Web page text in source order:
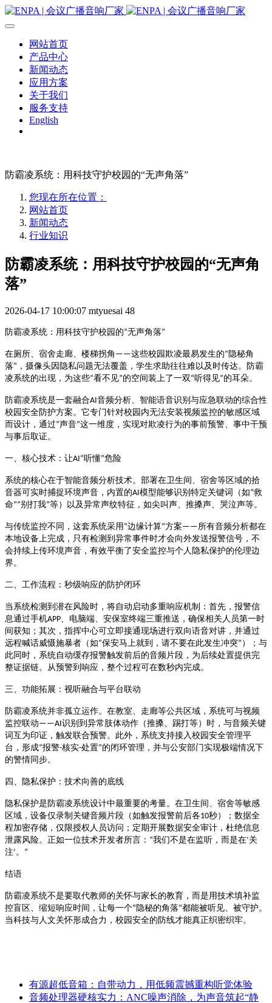
网站首页
产品中心
新闻动态
应用方案
关于我们
服务支持
English
防霸凌系统：用科技守护校园的“无声角落”
您现在所在位置：
网站首页
新闻动态
行业知识
防霸凌系统：用科技守护校园的“无声角
落”
2026-04-17 10:00:07 mtyuesai 48
防霸凌系统：用科技守护校园的“无声角落”
在厕所、宿舍走廊、楼梯拐角 ——这些校园欺凌最易发生的“ 隐秘角
落” ，摄像头因隐私问题无法覆盖，学生求助往往难以及时传达。防霸
凌系统的出现，为这些“看不见”的空间装上了一双 “听得见”的耳朵。
防霸凌系统是一套融合AI音频分析、智能语音识别与应急联动的综合性
校园安全防护方案。它专门针对校园内无法安装视频监控的敏感区域
而设计，通过“声音”这一维度，实现对欺凌行为的事前预警、事中干预
与事后取证。
一、核心技术：让AI“听懂”危险
系统的核心在于智能音频分析技术。部署在卫生间、宿舍等区域的拾
音器可实时捕捉环境声音，内置的AI模型能够识别特定关键词（如“救
命”“别打我”等）以及异常声纹特征，如尖叫声、推搡声、哭泣声等。
与传统监控不同，这套系统采用 “边缘计算”方案——所有音频分析都在
本地设备上完成，只有检测到异常事件时才会向外发送报警信号，不
会持续上传环境声音，有效平衡了安全监控与个人隐私保护的伦理边
界。
二、工作流程：秒级响应的防护闭环
当系统检测到潜在风险时，将自动启动多重响应机制：首先，报警信
息通过手机APP 、电脑端、安保室终端三重推送，确保相关人员第一时
间获知 ；其次，指挥中心可立即接通现场进行双向语音对讲，并通过
远程喊话威慑施暴者（如“保安马上就到，请不要在此发生冲突” ）
；与
此同时，系统自动缓存报警触发前后的音频片段，为后续处置提供完
整证据链。从预警到响应，整个过程可在数秒内完成。
三、功能拓展：视听融合与平台联动
防霸凌系统并非孤立运作。在教室、走廊等公共区域，系统可与视频
监控联动——AI识别到异常肢体动作（推搡、踢打等）时，与音频关键
词互为印证，触发联合预警。此外，系统支持接入校园安全管理平
台，形成“报警-核实-处置”的闭环管理，并与公安部门实现极端情况下
的警情同步。
四、隐私保护：技术向善的底线
隐私保护是防霸凌系统设计中最重要的考量。在卫生间、宿舍等敏感
区域，设备仅录制关键音频片段（如触发报警前后各10秒）；数据全
程加密存储，仅限授权人员访问；定期开展数据安全审计，杜绝信息
泄露风险。正如一位技术开发者所言： “我们不是在监听，而是在‘关
注’ 。 ”
结语
防霸凌系统不是要取代教师的关怀与家长的教育，而是用技术填补监
控盲区、缩短响应时间，让每一个“ 隐秘的角落”都能被听见、被守护。
当科技与人文关怀形成合力，校园安全的防线才能真正织密织牢。
有源超低音箱：自带动力，用低频震撼重构听觉体验
音频处理器硬核实力：ANC噪声消除，为声音筑起“静